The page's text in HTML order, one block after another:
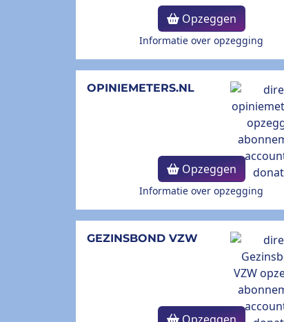
Opzeggen
Informatie over opzegging
OPINIEMETERS.NL
Opzeggen
Informatie over opzegging
GEZINSBOND VZW